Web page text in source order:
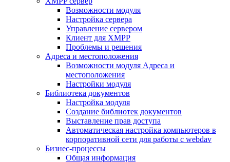
Возможности модуля
Настройка сервера
Управление сервером
Клиент для XMPP
Проблемы и решения
Адреса и местоположения
Возможности модуля Адреса и
местоположения
Настройки модуля
Библиотека документов
Настройка модуля
Создание библиотек документов
Выставление прав доступа
Автоматическая настройка компьютеров в
корпоративной сети для работы с webdav
Бизнес-процессы
Общая информация